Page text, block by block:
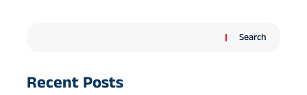
Search
Recent Posts